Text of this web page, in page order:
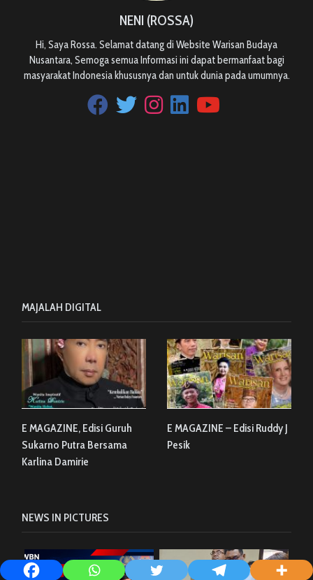
NENI (ROSSA)
Hi, Saya Rossa. Selamat datang di Website Warisan Budaya
Nusantara, Semoga semua Informasi ini dapat bermanfaat bagi
masyarakat Indonesia khususnya dan untuk dunia pada umumnya.
MAJALAH DIGITAL
E MAGAZINE, Edisi Guruh
Sukarno Putra Bersama
Karlina Damirie
E MAGAZINE – Edisi Ruddy J
Pesik
NEWS IN PICTURES